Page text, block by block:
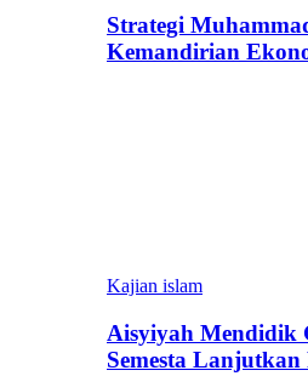
Strategi
Kemandirian
Kajian islam
Aisyiyah Mendidik
Semesta